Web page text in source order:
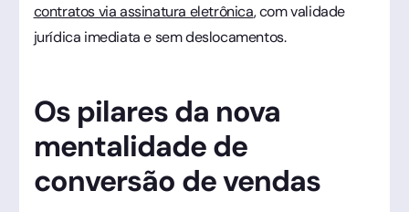
contratos via assinatura eletrônica, com validade
jurídica imediata e sem deslocamentos.
Os pilares da nova
mentalidade de
conversão de vendas